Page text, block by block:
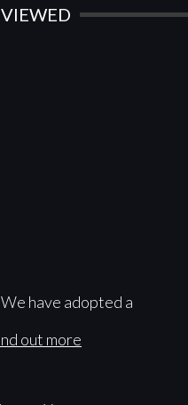
have adopted a
out more